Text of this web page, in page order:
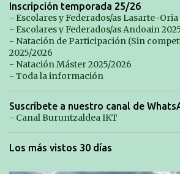
Inscripción temporada 25/26
- Escolares y Federados/as Lasarte-Oria
- Escolares y Federados/as Andoain
- Natación de Participación (Sin
2025/2026
- Natación Máster 2025/2026
- Toda la información
Suscríbete a nuestro canal de
- Canal Buruntzaldea IKT
Los más vistos 30 días